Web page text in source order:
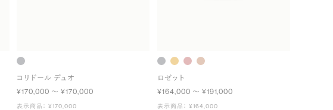
コリドール デュオ
¥170,000 〜 ¥170,000
表示商品： ¥170,000
ロゼット
¥164,000 〜 ¥191,000
表示商品： ¥164,000